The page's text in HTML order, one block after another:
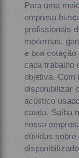
Para uma
empresa
profissionais
modernas,
e boa
cada trabalho
objetiva. Com
disponibilizar
acústico
cauda. Saiba
nossa
dúvidas